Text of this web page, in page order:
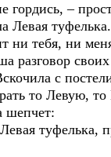
гордись, –
Левая
ни тебя, ни
разговор
с
то Левую,
шепчет:
туфелька,